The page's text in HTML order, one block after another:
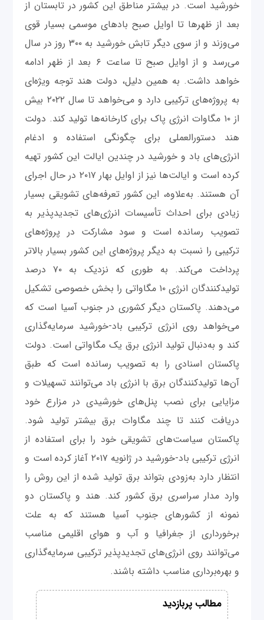
خورشید است. در بیشتر مناطق این کشور در تابستان از
بعد از ظهرها تا اوایل صبح بادهای موسمی بسیار قوی
می‌وزند و از سوی دیگر تابش خورشید به ۳۰۰ روز در سال
می‌رسد و از اوایل صبح تا ساعت ۶ بعد از ظهر ادامه
خواهد داشت. به همین دلیل، دولت هند توجه ویژه‌ای
به پروژه‌های ترکیبی دارد و می‌خواهد تا سال ۲۰۲۲ بیش
از ۱۰ مگاوات انرژی پاک برای کارخانه‌ها تولید کند. دولت
هند دستورالعملی برای چگونگی استفاده و ادغام
انرژی‌های باد و خورشید در چندین ایالت این کشور تهیه
کرده است و ایالت‌ها نیز از اوایل بهار ۲۰۱۷ در حال اجرای
آن هستند. به‌علاوه، این کشور تعرفه‌های تشویقی بسیار
زیادی برای احداث تأسیسات انرژی‌های تجدیدپذیر به
تصویب رسانده است و سود مشارکت در پروژه‌های
ترکیبی را نسبت به دیگر پروژه‌های این کشور بسیار بالاتر
پرداخت می‌کند. به طوری که نزدیک به ۷۰ درصد
تولیدکنندگان انرژی ۱۰ مگاواتی را بخش خصوصی تشکیل
می‌دهند. پاکستان دیگر کشوری در جنوب آسیا است که
می‌خواهد روی انرژی‌ ترکیبی باد-خورشید سرمایه‌گذاری
کند و به‌دنبال تولید انرژی برق یک مگاواتی است. دولت
پاکستان اسنادی را به تصویب رسانده است که طبق
آن‌ها تولیدکنندگان برق با انرژی باد می‌توانند تسهیلات و
مزایایی برای نصب پنل‌های خورشیدی در مزارع خود
دریافت کنند تا چند مگاوات برق بیشتر تولید شود.
پاکستان سیاست‌های تشویقی خود را برای استفاده از
انرژی ترکیبی باد-خورشید در ژانویه ۲۰۱۷ آغاز کرده است و
انتظار دارد به‌زودی بتواند برق تولید شده از این روش را
وارد مدار سراسری برق کشور کند. هند و پاکستان دو
نمونه از کشورهای جنوب آسیا هستند که به علت
برخورداری از جغرافیا و آب‌ و هوای اقلیمی مناسب
می‌توانند روی انرژی‌های تجدیدپذیر ترکیبی سرمایه‌گذاری
و بهره‌برداری مناسب داشته باشند.
مطالب پربازدید